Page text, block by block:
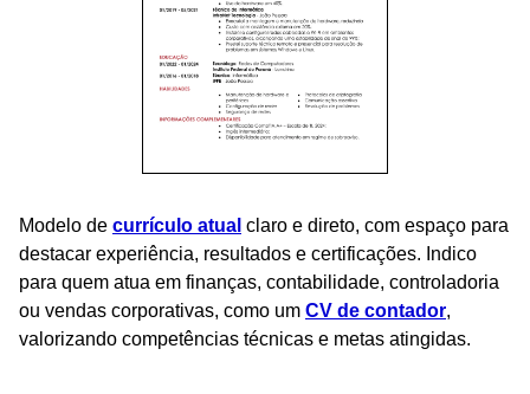
Modelo de currículo atual claro e direto, com espaço para
destacar experiência, resultados e certificações. Indico
para quem atua em finanças, contabilidade, controladoria
ou vendas corporativas, como um CV de contador,
valorizando competências técnicas e metas atingidas.